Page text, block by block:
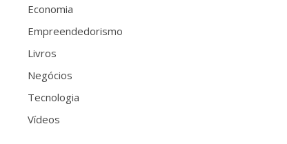
Economia
Empreendedorismo
Livros
Negócios
Tecnologia
Vídeos